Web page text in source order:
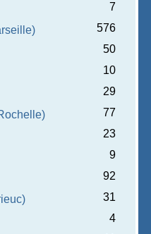
7
576
50
10
29
77
23
9
92
31
4